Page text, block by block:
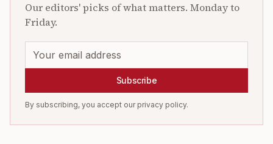
Our editors' picks of what matters. Monday to
Friday.
Subscribe
By subscribing, you accept our privacy policy.